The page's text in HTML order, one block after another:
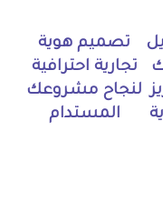
تصميم هوية
تجارية احترافية
لنجاح مشروعك
المستدام